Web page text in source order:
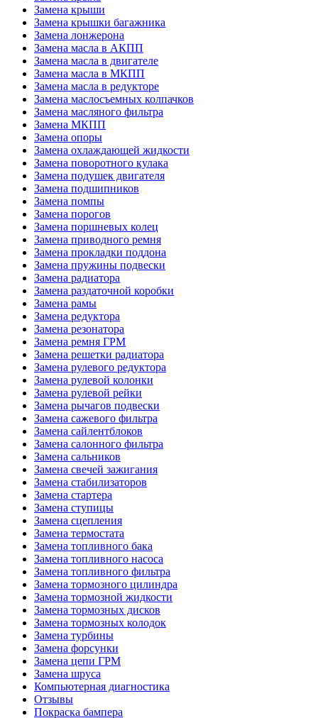
Замена крыши
Замена крышки багажника
Замена лонжерона
Замена масла в АКПП
Замена масла в двигателе
Замена масла в МКПП
Замена масла в редукторе
Замена маслосъемных колпачков
Замена масляного фильтра
Замена МКПП
Замена опоры
Замена охлаждающей жидкости
Замена поворотного кулака
Замена подушек двигателя
Замена подшипников
Замена помпы
Замена порогов
Замена поршневых колец
Замена приводного ремня
Замена прокладки поддона
Замена пружины подвески
Замена радиатора
Замена раздаточной коробки
Замена рамы
Замена редуктора
Замена резонатора
Замена ремня ГРМ
Замена решетки радиатора
Замена рулевого редуктора
Замена рулевой колонки
Замена рулевой рейки
Замена рычагов подвески
Замена сажевого фильтра
Замена сайлентблоков
Замена салонного фильтра
Замена сальников
Замена свечей зажигания
Замена стабилизаторов
Замена стартера
Замена ступицы
Замена сцепления
Замена термостата
Замена топливного бака
Замена топливного насоса
Замена топливного фильтра
Замена тормозного цилиндра
Замена тормозной жидкости
Замена тормозных дисков
Замена тормозных колодок
Замена турбины
Замена форсунки
Замена цепи ГРМ
Замена шруса
Компьютерная диагностика
Отзывы
Покраска бампера